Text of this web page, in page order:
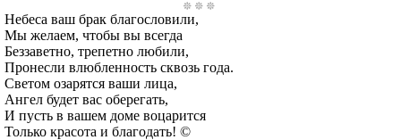
Небеса ваш брак благословили,
Мы желаем, чтобы вы всегда
Беззаветно, трепетно любили,
Пронесли влюбленность сквозь года.
Светом озарятся ваши лица,
Ангел будет вас оберегать,
И пусть в вашем доме воцарится
Только красота и благодать! ©